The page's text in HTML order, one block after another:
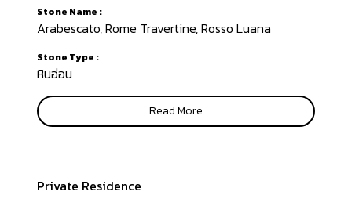
Stone Name :
Arabescato, Rome Travertine, Rosso Luana
Stone Type :
หินอ่อน
Read More
Private Residence